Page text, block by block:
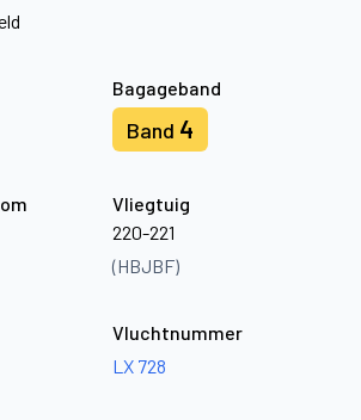
Bagageband
Band 4
Vliegtuig
220-221
(HBJBF)
Vluchtnummer
LX 728